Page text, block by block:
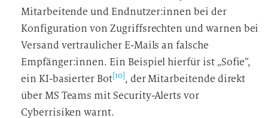
Mitarbeitende und Endnutzer:innen bei der
Konfiguration von Zugriffsrechten und warnen bei
Versand vertraulicher E-Mails an falsche
Empfänger:innen. Ein Beispiel hierfür ist „Sofie“,
ein KI-basierter Bot[10] , der Mitarbeitende direkt
über MS Teams mit Security-Alerts vor
Cyberrisiken warnt.